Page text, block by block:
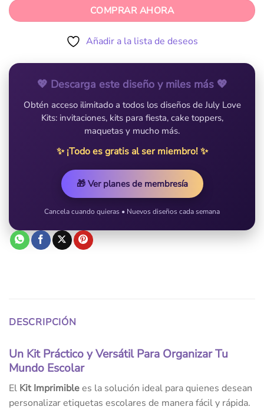
COMPRAR AHORA
Añadir a la lista de deseos
💖 Descarga este diseño y miles más 💖
Obtén acceso ilimitado a todos los diseños de July Love
Kits: invitaciones, kits para fiesta, cake toppers,
maquetas y mucho más.
✨ ¡Todo es gratis al ser miembro! ✨
🎁 Ver planes de membresía
Cancela cuando quieras • Nuevos diseños cada semana
DESCRIPCIÓN
Un Kit Práctico y Versátil Para Organizar Tu
Mundo Escolar
El Kit Imprimiblees la solución ideal para quienes desean
personalizar etiquetas escolares de manera fácil y rápida.